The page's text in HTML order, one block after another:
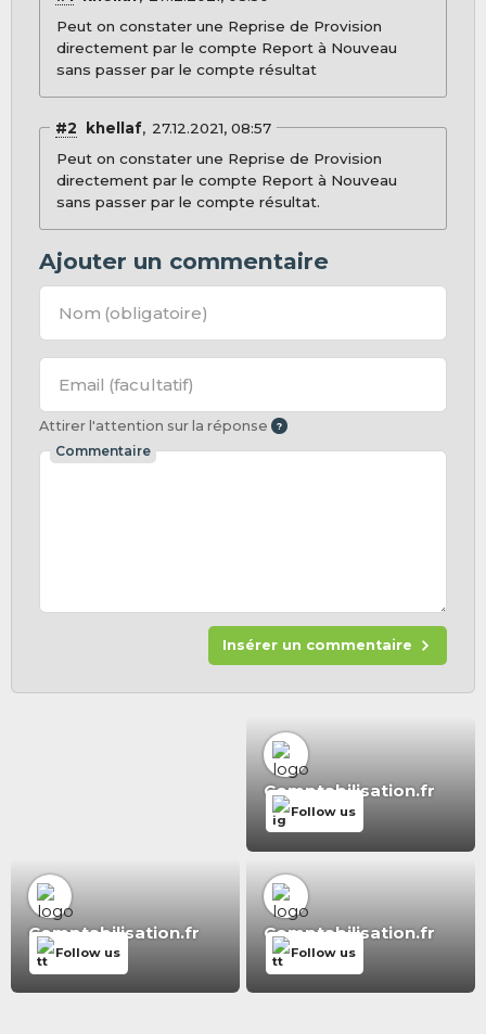
Peut on constater une Reprise de Provision
directement par le compte Report à Nouveau
sans passer par le compte résultat
#2 khellaf
27.12.2021, 08:57
Peut on constater une Reprise de Provision
directement par le compte Report à Nouveau
sans passer par le compte résultat.
Ajouter un commentaire
Nom (obligatoire)
Email (facultatif)
Attirer l'attention sur la réponse
Commentaire
Insérer un commentaire
Comptabilisation.fr
Follow us
Comptabilisation.fr
Follow us
Comptabilisation.fr
Follow us